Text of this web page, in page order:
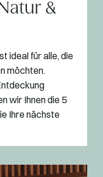
&
ideal für alle, die
möchten.
wir Ihnen die 5
Ihre nächste